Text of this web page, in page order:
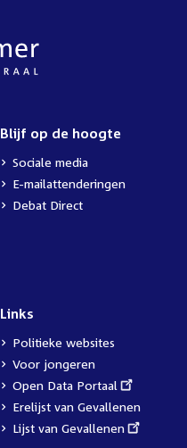
Blijf op de hoogte
Sociale media
E-mailattenderingen
Debat Direct
Links
Politieke websites
Voor jongeren
External
link:
Open Data Portaal
Erelijst van Gevallenen
External
Lijst van Gevallenen